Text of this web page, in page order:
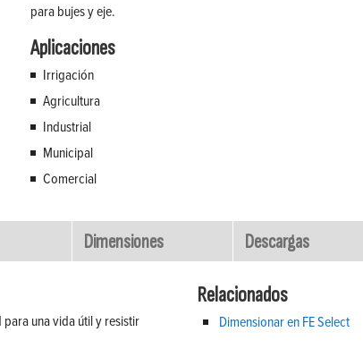
para bujes y eje.
Aplicaciones
Irrigación
Agricultura
Industrial
Municipal
Comercial
Dimensiones Descargas
una vida útil y resistir
Relacionados
Dimensionar en FE Select